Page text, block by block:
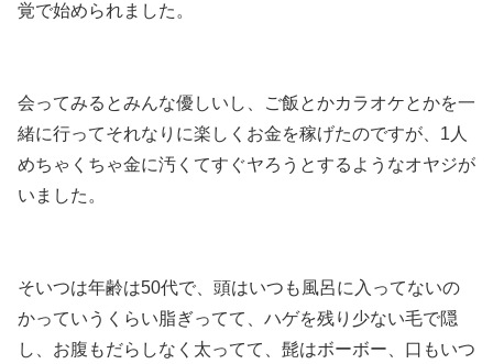
覚で始められました。
会ってみるとみんな優しいし、ご飯とかカラオケとかを一
緒に行ってそれなりに楽しくお金を稼げたのですが、1人
めちゃくちゃ金に汚くてすぐヤろうとするようなオヤジが
いました。
そいつは年齢は50代で、頭はいつも風呂に入ってないの
かっていうくらい脂ぎってて、ハゲを残り少ない毛で隠
し、お腹もだらしなく太ってて、髭はボーボー、口もいつ